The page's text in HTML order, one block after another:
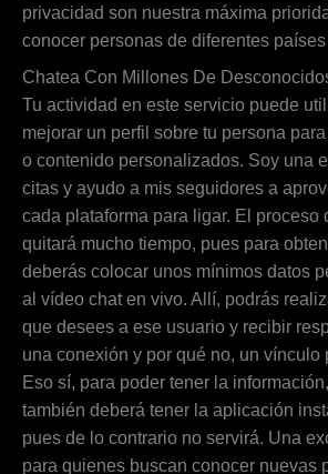
privacidad son nuestra máxima
conocer personas de diferentes
Chatea Con Millones De
Tu actividad en este servicio puede
mejorar un perfil sobre tu persona
o contenido personalizados. Soy una
citas y ayudo a mis seguidores a
cada plataforma para ligar. El proceso
quitará mucho tiempo, pues para
deberás colocar unos mínimos datos
al vídeo chat en vivo. Allí, podrás
que desees a ese usuario y recibir
una conexión y por qué no, un vínculo
Eso sí, para poder tener la
también deberá tener la aplicación
pues de lo contrario no servirá. Una
para quienes buscan conocer nuevas